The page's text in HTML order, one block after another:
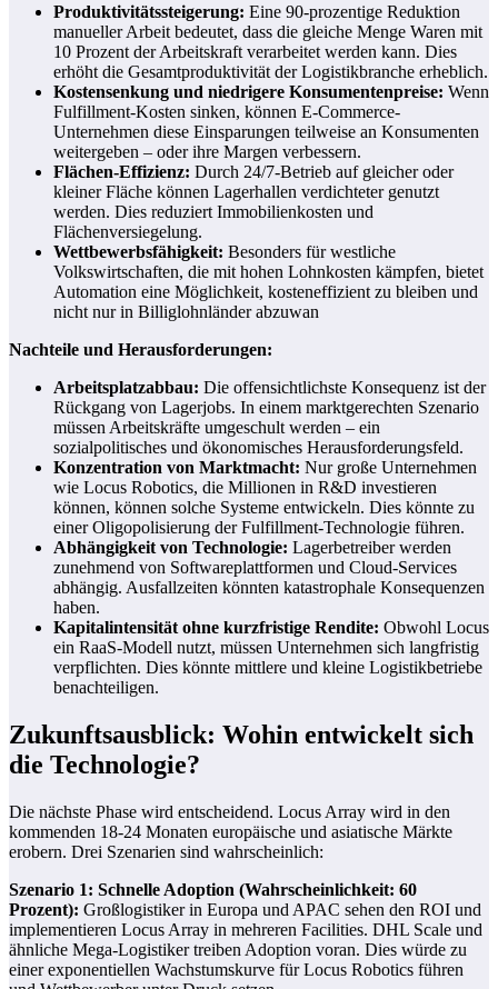
Produktivitätssteigerung: Eine 90-prozentige Reduktion
manueller Arbeit bedeutet, dass die gleiche Menge Waren mit
10 Prozent der Arbeitskraft verarbeitet werden kann. Dies
erhöht die Gesamtproduktivität der Logistikbranche erheblich.
Kostensenkung und niedrigere Konsumentenpreise: Wenn
Fulfillment-Kosten sinken, können E-Commerce-
Unternehmen diese Einsparungen teilweise an Konsumenten
weitergeben – oder ihre Margen verbessern.
Flächen-Effizienz: Durch 24/7-Betrieb auf gleicher oder
kleiner Fläche können Lagerhallen verdichteter genutzt
werden. Dies reduziert Immobilienkosten und
Flächenversiegelung.
Wettbewerbsfähigkeit: Besonders für westliche
Volkswirtschaften, die mit hohen Lohnkosten kämpfen, bietet
Automation eine Möglichkeit, kosteneffizient zu bleiben und
nicht nur in Billiglohnländer abzuwan
Nachteile und Herausforderungen:
Arbeitsplatzabbau: Die offensichtlichste Konsequenz ist der
Rückgang von Lagerjobs. In einem marktgerechten Szenario
müssen Arbeitskräfte umgeschult werden – ein
sozialpolitisches und ökonomisches Herausforderungsfeld.
Konzentration von Marktmacht: Nur große Unternehmen
wie Locus Robotics, die Millionen in R&D investieren
können, können solche Systeme entwickeln. Dies könnte zu
einer Oligopolisierung der Fulfillment-Technologie führen.
Abhängigkeit von Technologie: Lagerbetreiber werden
zunehmend von Softwareplattformen und Cloud-Services
abhängig. Ausfallzeiten könnten katastrophale Konsequenzen
haben.
Kapitalintensität ohne kurzfristige Rendite: Obwohl Locus
ein RaaS-Modell nutzt, müssen Unternehmen sich langfristig
verpflichten. Dies könnte mittlere und kleine Logistikbetriebe
benachteiligen.
Zukunftsausblick: Wohin entwickelt sich
die Technologie?
Die nächste Phase wird entscheidend. Locus Array wird in den
kommenden 18-24 Monaten europäische und asiatische Märkte
erobern. Drei Szenarien sind wahrscheinlich:
Szenario 1: Schnelle Adoption (Wahrscheinlichkeit: 60
Prozent): Großlogistiker in Europa und APAC sehen den ROI und
implementieren Locus Array in mehreren Facilities. DHL Scale und
ähnliche Mega-Logistiker treiben Adoption voran. Dies würde zu
einer exponentiellen Wachstumskurve für Locus Robotics führen